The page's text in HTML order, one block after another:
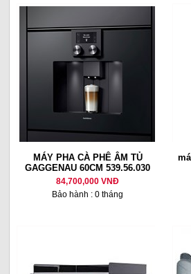
MÁY PHA CÀ PHÊ ÂM TỦ
GAGGENAU 60CM 539.56.030
84,700,000 VNĐ
Bảo hành : 0 tháng